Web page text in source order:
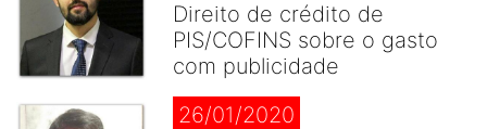
Direito de crédito de
PIS/COFINS sobre o gasto
com publicidade
26/01/2020